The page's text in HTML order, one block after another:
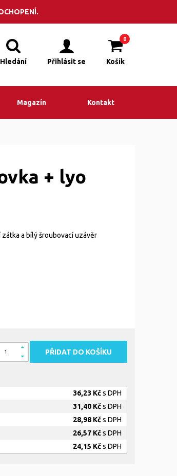
495 523 201
Hledání Přihlásit se
0
Košík
Magazín Kontakt
+ lyo
a bílý šroubovací uzávěr
PŘIDAT DO KOŠÍKU
36,23 Kčs DPH
31,40 Kčs DPH
28,98 Kčs DPH
26,57 Kčs DPH
24,15 Kčs DPH